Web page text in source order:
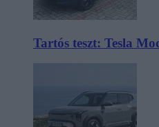
Tartós teszt: Tesla